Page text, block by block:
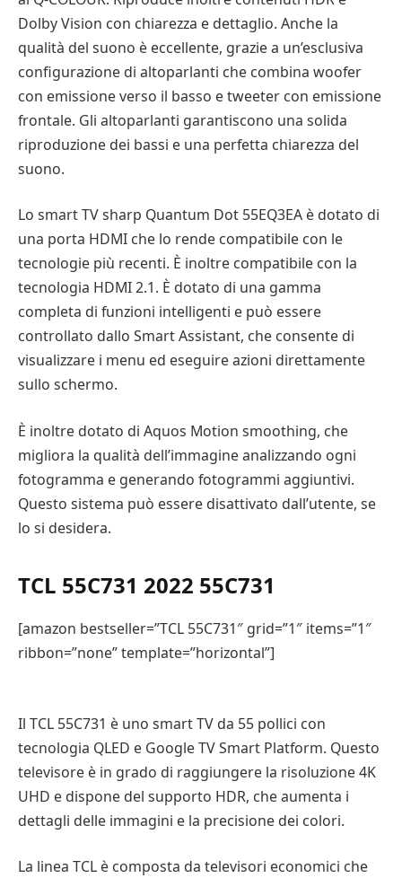
Dolby Vision con chiarezza e dettaglio. Anche la
qualità del suono è eccellente, grazie a un’esclusiva
configurazione di altoparlanti che combina woofer
con emissione verso il basso e tweeter con emissione
frontale. Gli altoparlanti garantiscono una solida
riproduzione dei bassi e una perfetta chiarezza del
suono.
Lo smart TV sharp Quantum Dot 55EQ3EA è dotato di
una porta HDMI che lo rende compatibile con le
tecnologie più recenti. È inoltre compatibile con la
tecnologia HDMI 2.1. È dotato di una gamma
completa di funzioni intelligenti e può essere
controllato dallo Smart Assistant, che consente di
visualizzare i menu ed eseguire azioni direttamente
sullo schermo.
È inoltre dotato di Aquos Motion smoothing, che
migliora la qualità dell’immagine analizzando ogni
fotogramma e generando fotogrammi aggiuntivi.
Questo sistema può essere disattivato dall’utente, se
lo si desidera.
TCL 55C731 2022 55C731
[amazon bestseller=”TCL 55C731″ grid=”1″ items=”1″
ribbon=”none” template=”horizontal”]
Il TCL 55C731 è uno smart TV da 55 pollici con
tecnologia QLED e Google TV Smart Platform. Questo
televisore è in grado di raggiungere la risoluzione 4K
UHD e dispone del supporto HDR, che aumenta i
dettagli delle immagini e la precisione dei colori.
La linea TCL è composta da televisori economici che